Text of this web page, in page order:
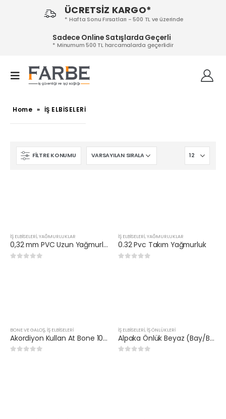
ÜCRETSİZ KARGO*
* Hafta Sonu Fırsatları - 500 TL ve üzerinde
Sadece Online Satışlarda Geçerli
* Minumum 500 TL harcamalarda geçerlidir
Home » İŞ ELBİSELERİ
FILTRE KONUMU
İŞ ELBİSELERİ,YAĞMURLUKLAR
0,32 mm PVC Uzun Yağmurluk
İŞ ELBİSELERİ,YAĞMURLUKLAR
0.32 Pvc Takım Yağmurluk
BONE VE GALOŞ,İŞ ELBİSELERİ
Akordiyon Kullan At Bone 100’lü Paket
İŞ ELBİSELERİ,İŞ ÖNLÜKLERI
Alpaka Önlük Beyaz (Bay/Bayan)